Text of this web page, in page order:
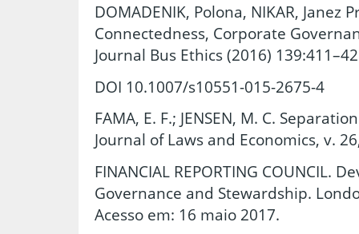
DOMADENIK, Polona, NIKAR, Janez
Connectedness, Corporate
Journal Bus Ethics (2016)
DOI 10.1007/s10551-015-2675-4
FAMA, E. F.; JENSEN, M. C.
Journal of Laws and Economics, v.
FINANCIAL REPORTING COUNCIL.
Governance and Stewardship.
Acesso em: 16 maio 2017.